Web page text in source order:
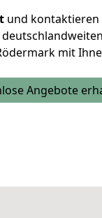
und kontaktieren
mit
Angebote